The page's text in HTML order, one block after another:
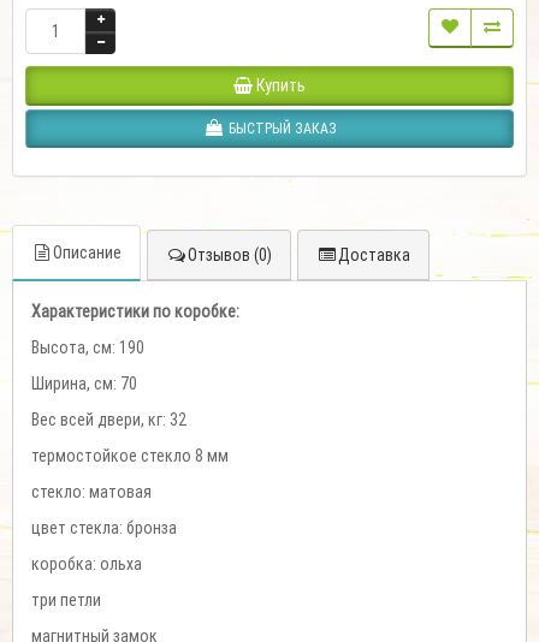
Купить
БЫСТРЫЙ ЗАКАЗ
Описание Отзывов (0) Доставка
Характеристики по коробке:
Высота, см: 190
Ширина, см: 70
Вес всей двери, кг: 32
термостойкое стекло 8 мм
стекло: матовая
цвет стекла: бронза
коробка: ольха
три петли
магнитный замок